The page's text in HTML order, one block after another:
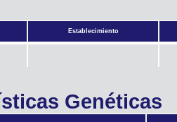
Establecimiento
Genéticas